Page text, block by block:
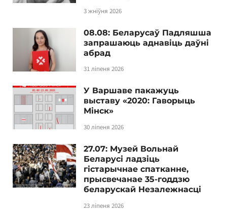
3 жніўня 2026
08.08: Беларусаў Падляшша
запрашаюць аднавіць даўні
абрад
31 ліпеня 2026
У Варшаве пакажуць
выставу «2020: Гаворыць
Мінск»
30 ліпеня 2026
27.07: Музей Вольнай
Беларусі ладзіць
гістарычнае спатканне,
прысвечанае 35-годдзю
беларускай Незалежнасці
23 ліпеня 2026